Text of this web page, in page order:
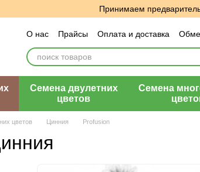
Принимаем
О нас Прайсы Оплата и доставка
Пользовательское соглашение
Отзывы
Семена двулетних
цветов
Семена
цветов Цинния Profusion